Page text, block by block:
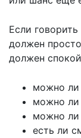
Если
должен
должен
можно ли
можно ли
можно ли
есть ли